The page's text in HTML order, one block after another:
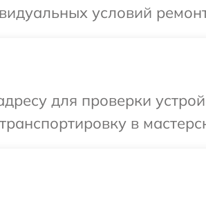
условий
для проверки
в